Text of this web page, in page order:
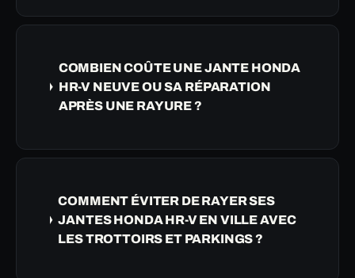
COMBIEN COÛTE UNE JANTE HONDA
HR-V NEUVE OU SA RÉPARATION
APRÈS UNE RAYURE ?
COMMENT ÉVITER DE RAYER SES
JANTES HONDA HR-V EN VILLE AVEC
LES TROTTOIRS ET PARKINGS ?